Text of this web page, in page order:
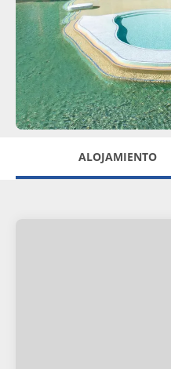
ALOJAMIENTO